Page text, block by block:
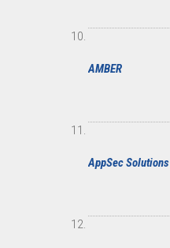
AMBER
AppSec Solutions